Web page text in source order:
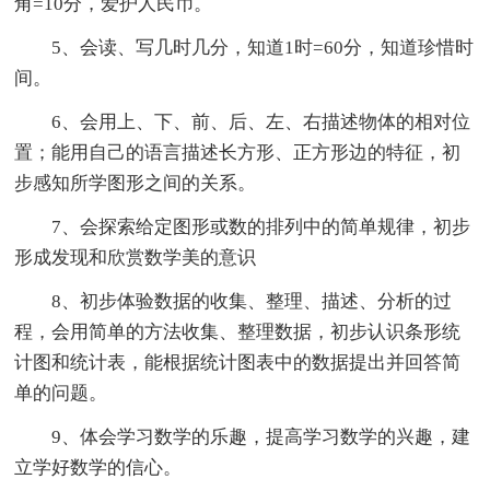
5、会读、写几时几分，知道1时=60分，知道珍惜时
间。
6、会用上、下、前、后、左、右描述物体的相对位
置；能用自己的语言描述长方形、正方形边的特征，初
步感知所学图形之间的关系。
7、会探索给定图形或数的排列中的简单规律，初步
形成发现和欣赏数学美的意识
8、初步体验数据的收集、整理、描述、分析的过
程，会用简单的方法收集、整理数据，初步认识条形统
计图和统计表，能根据统计图表中的数据提出并回答简
单的问题。
9、体会学习数学的乐趣，提高学习数学的兴趣，建
立学好数学的信心。